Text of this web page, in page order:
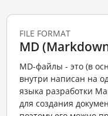
FILE FORMAT
MD
MD-файлы - это (в
внутри написан на
языка разработки
для создания